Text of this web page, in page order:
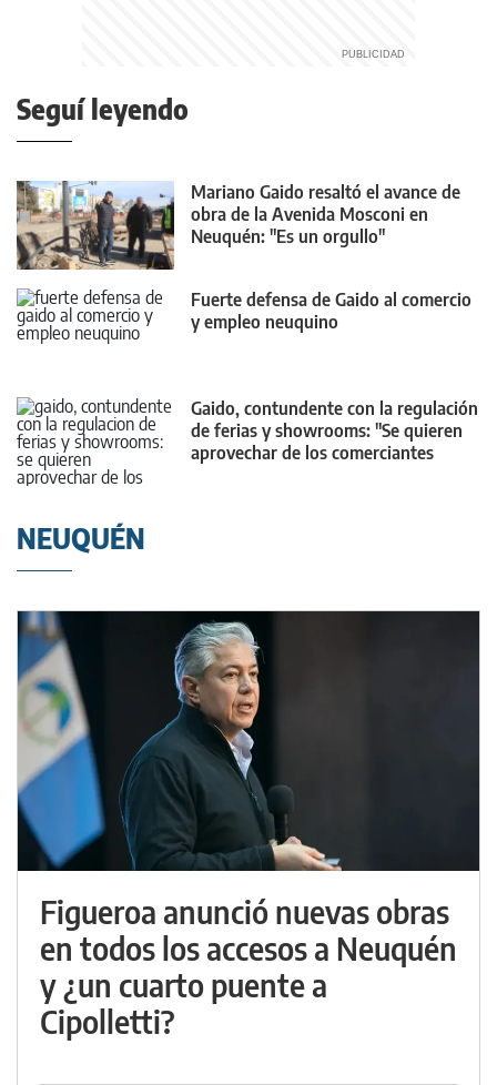
Seguí leyendo
Mariano Gaido resaltó el avance de
obra de la Avenida Mosconi en
Neuquén: "Es un orgullo"
Fuerte defensa de Gaido al comercio
y empleo neuquino
Gaido, contundente con la regulación
de ferias y showrooms: "Se quieren
aprovechar de los comerciantes
NEUQUÉN
Figueroa anunció nuevas obras
en todos los accesos a Neuquén
y ¿un cuarto puente a
Cipolletti?